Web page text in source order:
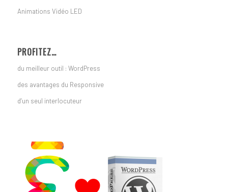
Animations Vidéo LED
PROFITEZ…
du meilleur outil : WordPress
des avantages du Responsive
d’un seul interlocuteur